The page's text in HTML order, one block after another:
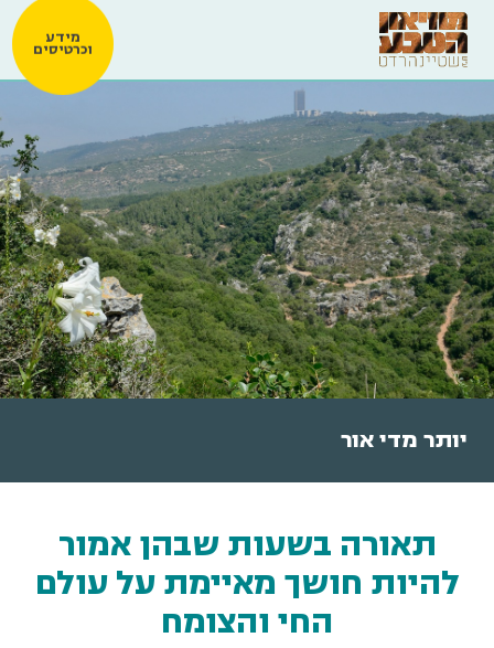
מידע
וכרטיסים
יותר מדי אור
תאורה בשעות שבהן אמור
להיות חושך מאיימת על עולם
החי והצומח